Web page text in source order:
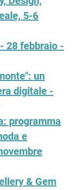
5-6
28 febbraio -
un
digitale -
programma
e
& Gem